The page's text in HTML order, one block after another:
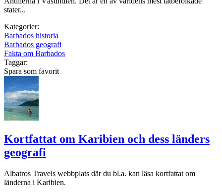
stater...
Kategorier:
Barbados historia
Barbados geografi
Fakta om Barbados
Taggar:
Spara som favorit
Kortfattat om Karibien och dess länders
geografi
Albatros Travels webbplats där du bl.a. kan läsa kortfattat om
länderna i Karibien.